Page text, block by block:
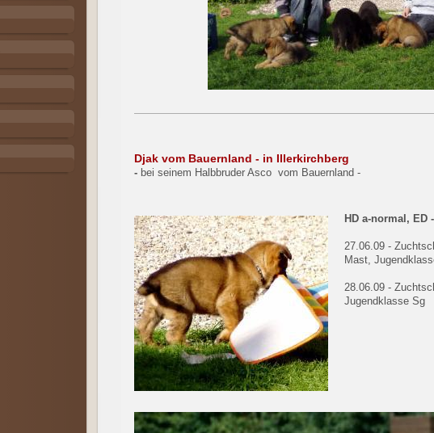
Djak vom Bauernland - in Illerkirchberg
- bei seinem Halbbruder Asco vom Bauernland -
HD a-normal,
27.06.09 -
Mast,
28.06.09 -
Jugendklasse Sg